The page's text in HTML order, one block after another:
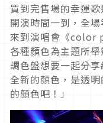
買到完售場的幸運
開演時間一到，全
來到演唱會《color
各種顏色為主題所
調色盤想要一起分
全新的顏色，是透
的顏色吧！」